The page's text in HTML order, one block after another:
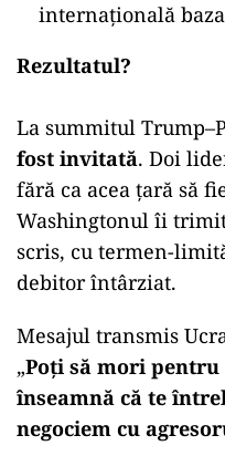
internațională
Rezultatul?
La summitul
fost invitată. Doi
fără ca acea țară să
Washingtonul îi
scris, cu termen-
debitor întârziat.
Mesajul transmis
„Poți să mori
înseamnă că te
negociem cu